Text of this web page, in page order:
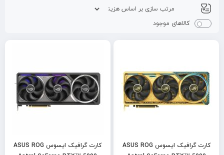
کالاهای موجود
کارت گرافیک ایسوس ASUS ROG
کارت گرافیک ایسوس ASUS ROG